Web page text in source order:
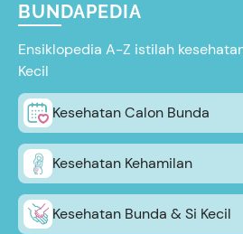
BUNDAPEDIA
Ensiklopedia A-Z istilah
Kecil
Kesehatan Calon Bunda
Kesehatan Kehamilan
Kesehatan Bunda & Si Kecil